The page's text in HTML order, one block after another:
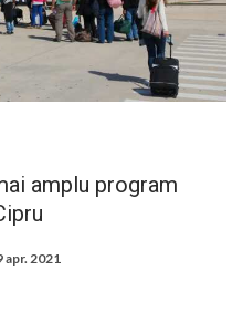
amplu program
apr. 2021